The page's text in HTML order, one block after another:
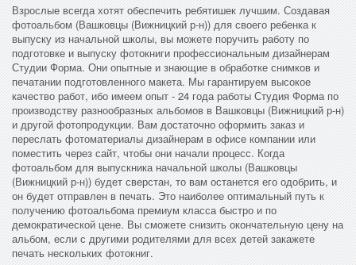
Взрослые всегда хотят обеспечить ребятишек лучшим. Создавая
фотоальбом (Вашковцы (Вижницкий р-н)) для своего ребенка к
выпуску из начальной школы, вы можете поручить работу по
подготовке и выпуску фотокниги профессиональным дизайнерам
Студии Форма. Они опытные и знающие в обработке снимков и
печатании подготовленного макета. Мы гарантируем высокое
качество работ, ибо имеем опыт - 24 года работы Студия Форма по
производству разнообразных альбомов в Вашковцы (Вижницкий р-н)
и другой фотопродукции. Вам достаточно оформить заказ и
переслать фотоматериалы дизайнерам в офисе компании или
поместить через сайт, чтобы они начали процесс. Когда
фотоальбом для выпускника начальной школы (Вашковцы
(Вижницкий р-н)) будет сверстан, то вам останется его одобрить, и
он будет отправлен в печать. Это наиболее оптимальный путь к
получению фотоальбома премиум класса быстро и по
демократической цене. Вы сможете снизить окончательную цену на
альбом, если с другими родителями для всех детей закажете
печать нескольких фотокниг.